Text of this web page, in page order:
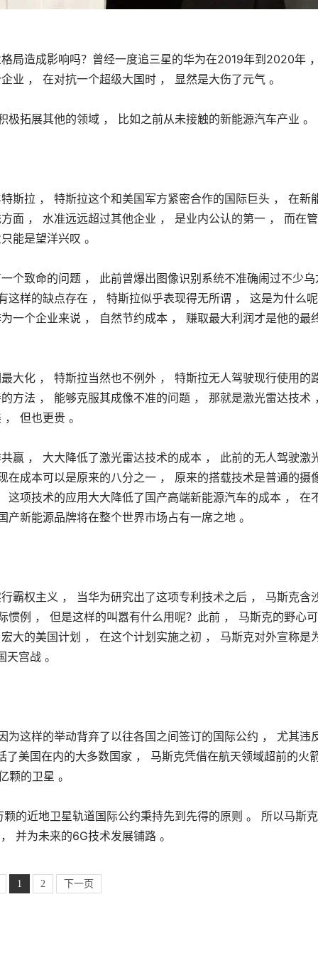
局造成影响吗？曾经一度追三星的华为在2019年到2020年 ，
业 ， 在对抗一个超级大国时 ， 显然是大伤了元气 。
极拓展其他的领域 ， 比如之前从未接触的新能源汽车产业 。
斯拉 ， 特斯拉这个和美国军方紧密合作的国际巨头 ， 在新
面 ， 水准远远超过其他企业 ， 是业内公认的第一 ， 而在
能是望洋兴叹 。
个致命的问题 ， 此前曾爆出图像识别系统不准确闹过不少乌
样的缺点存在 ， 特斯拉似乎表现得无所谓 ， 这是为什么呢
一个企业来说 ， 自然节约成本 ， 赚取最大利润才是他的最
大化 ， 特斯拉当然也不例外 ， 特斯拉无人驾驶现行使用的
方法 ， 能够克服其成像不准的问题 ， 那就是激光雷达技术 ，
但也更贵 。
赢 ， 大大降低了激光雷达技术的成本 ， 此前的无人驾驶激
成本可以是原来的八分之一 ， 原来的搭载技术是普通的摄
项技术的应用大大降低了国产高端新能源汽车的成本 ， 在
新能源品牌将在整个世界市场占有一席之地 。
霸权主义 ， 当华为研究出了这项专利技术之后 ， 马斯克含
例 ， 但是这样的叫嚣有什么用呢？此前 ， 马斯克的野心
大的美国计划 ， 在这个计划实施之初 ， 马斯克对外宣称是
宫战 。
这样的举动背弃了以往各国之间签订的国际公约 ， 尤其违
美国在内的大多数国家 ， 马斯克凭借在航天领域超前的火
的卫星 。
的近地卫星轨道国际公约秉持先到先得的原则 。 所以马斯
并为未来的6G技术发展铺路 。
1 2 下一页